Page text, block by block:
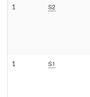
1 S2
1 S1